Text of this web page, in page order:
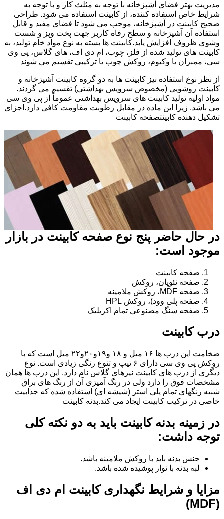
مدیریت بهتر فضای آشپزخانه با توجه به مثلث کار و با توجه به
شرایط خاص استفاده کننده، از کابینت استفاده می شود. طراحی
صحیح کابینت در آشپزخانه، موجب می شود تا فضای مفید و قابل
استفاده آن آشپزخانه و سطح رفاه کاربر جهت پخت وپز و شست
وشوی ظروف افزایش یابد.کابینت ها بسته به نوع مواد خام تولید، به
کابینت های تولید شده از فلز، چوب، ام دی اف، های گلاس، پی وی
سی، ممبران یا وکیوم، روکش چوب یا ترکیبی تقسیم می شوند
از نظر نوع استفاده نیز کابینت ها به دو گروه کابینت آشپزخانه و
کابینت روشویی (مخصوص سرویس بهداشتی) تقسیم می گردند.
مواد اولیه تولید کابینت های سرویس بهداشتی عموماً از پی وی سی
می باشد. زیرا این ماده در مقابل رطوبت مقاومت کافی دارد.اجزای
تشکیل دهنده کابینتصفحه کابینت
در حال حاضر پنج نوع صفحه کابینت در بازار
موجود است:
صفحه کابینت
صفحه نئوپان، روکش
صفحه MDF، روکش ملامینه
صفحه پلی وود)، روکش HPL
صفحه سنگ مصنوعی تمام اکریلیک
درب کابینت
ضخامت این درب ها ۱۶ میل و ۱۸ و١٩و٢٠و٢٢ میل است که با
روکش پی وی سی دارای ۶ تیپ و تنوع رنگی زیادی است. نوع
دیگری از درب های کابینت نیزهای گلاس نام دارد. این درب ها همان
مشخصات فوق را دارد ولی در رنگ آمیزی آن از رنگ های براق
شبیه رنگهای تمام پلی استر (شیشه ای) استفاده شده که جذابیت
خاصی در ترکیب کابینت ایجاد می کند.بدنه کابینت
در زمینه بدنه کابینت باید به دو نکته کلی
توجه داشت:
جنس بدنه باید با روکش ملامینه باشد.
لبه بدنه با نوار پوشیده شده باشد.
مزایا و شرایط نگهداری کابینت ام دی اف
(MDF)